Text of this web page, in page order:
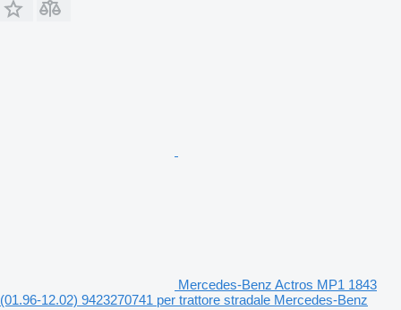
Mercedes-Benz Actros MP1 1843
(01.96-12.02) 9423270741 per trattore stradale Mercedes-Benz